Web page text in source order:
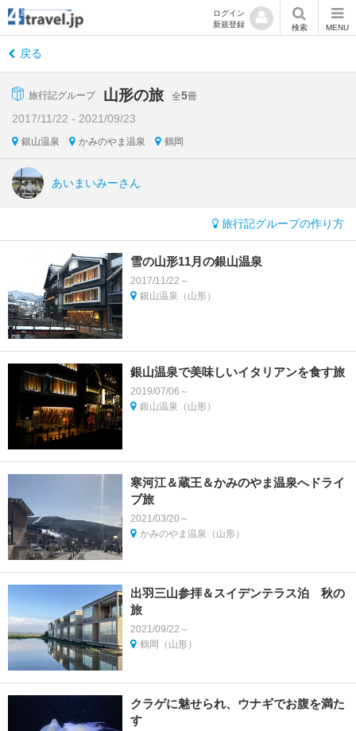
ログイン
新規登録
検索 MENU
戻る
旅行記グループ 山形の旅 全5冊
2017/11/22 - 2021/09/23
銀山温泉 かみのやま温泉 鶴岡
あいまいみーさん
旅行記グループの作り方
雪の山形11月の銀山温泉
2017/11/22～
銀山温泉（山形）
銀山温泉で美味しいイタリアンを食す旅
2019/07/06～
銀山温泉（山形）
寒河江＆蔵王＆かみのやま温泉へドライ
ブ旅
2021/03/20～
かみのやま温泉（山形）
出羽三山参拝＆スイデンテラス泊 秋の
旅
2021/09/22～
鶴岡（山形）
クラゲに魅せられ、ウナギでお腹を満た
す